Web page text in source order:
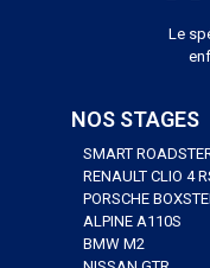
Le
NOS STAGES
SMART
RENAULT CLIO 4
PORSCHE
ALPINE A110S
BMW M2